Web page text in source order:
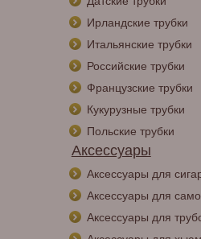
Ирландские трубки
Итальянские трубки
Российские трубки
Французские трубки
Кукурузные трубки
Польские трубки
Аксессуары
Аксессуары для
Аксессуары для
Аксессуары для